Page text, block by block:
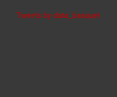
Tweets by data_basquet